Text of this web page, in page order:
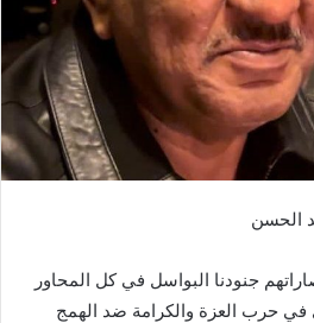
الحسن
جنودنا البواسل في كل المحاور
في حرب العزة والكرامة ضد الهمج